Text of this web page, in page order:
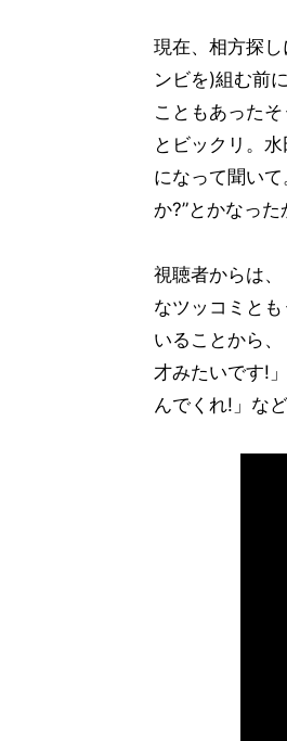
現在、相方探
ンビを)組む前
こともあった
とビックリ。
になって聞い
か?”とかなっ
視聴者からは
なツッコミと
いることから
才みたいです!
んでくれ!」な